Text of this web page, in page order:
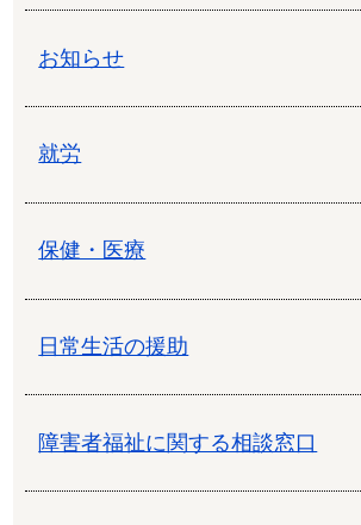
お知らせ
就労
保健・医療
日常生活の援助
障害者福祉に関する相談窓口